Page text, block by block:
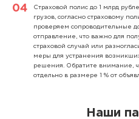
Страховой полис до 1 млрд
грузов, согласно страховому
проверяем сопроводительные
отправление, что важно для
страховой случай или
меры для устранения
решения. Обратите внимание,
отдельно в размере 1 % от
Наши